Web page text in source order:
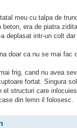
meu cu talpa de
beton, era de piatra
deplasat intr-un colt
doar ca nu se mai fac
frig, cand nu avea
fortat. Singura
structuri care
din lemn il folosesc.